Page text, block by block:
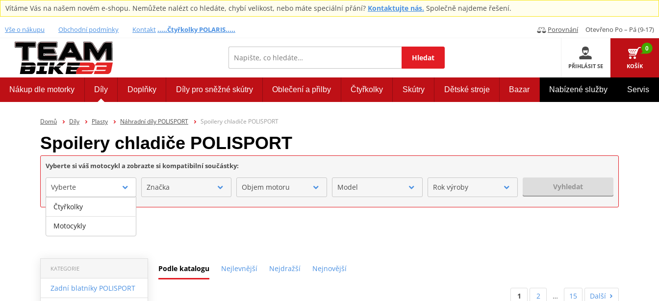
Vítáme Vás na našem novém e-shopu. Nemůžete nalézt co hledáte, chybí velikost, nebo máte speciální přání? Kontaktujte nás. Společně najdeme řešení.
Vše o nákupu Obchodní podmínky Kontakt.....Čtyřkolky POLARIS..... Porovnání Otevřeno Po – Pá (9-17)
Hledat
PŘIHLÁSIT SE
0
KOŠÍK
Nákup dle motorky Díly Doplňky Díly pro sněžné skútry Oblečení a přilby Čtyřkolky Skútry Dětské stroje Bazar Nabízené služby Servis
Domů Díly Plasty Náhradní díly POLISPORT Spoilery chladiče POLISPORT
Spoilery chladiče POLISPORT
Vyberte si váš motocykl a zobrazte si kompatibilní součástky:
Vyberte Značka Objem motoru Model Rok výroby Vyhledat
Podle katalogu Nejlevnější Nejdražší Nejnovější
KATEGORIE
Zadní blatníky POLISPORT
1 2 … 15 Další
Čtyřkolky
Motocykly